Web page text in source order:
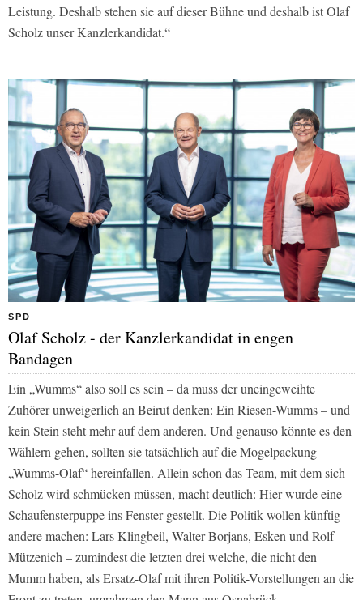
Leistung. Deshalb stehen sie auf dieser Bühne und deshalb ist Olaf
Scholz unser Kanzlerkandidat.“
SPD
Olaf Scholz - der Kanzlerkandidat in engen
Bandagen
Ein „Wumms“ also soll es sein – da muss der uneingeweihte
Zuhörer unweigerlich an Beirut denken: Ein Riesen-Wumms – und
kein Stein steht mehr auf dem anderen. Und genauso könnte es den
Wählern gehen, sollten sie tatsächlich auf die Mogelpackung
„Wumms-Olaf“ hereinfallen. Allein schon das Team, mit dem sich
Scholz wird schmücken müssen, macht deutlich: Hier wurde eine
Schaufensterpuppe ins Fenster gestellt. Die Politik wollen künftig
andere machen: Lars Klingbeil, Walter-Borjans, Esken und Rolf
Mützenich – zumindest die letzten drei welche, die nicht den
Mumm haben, als Ersatz-Olaf mit ihren Politik-Vorstellungen an die